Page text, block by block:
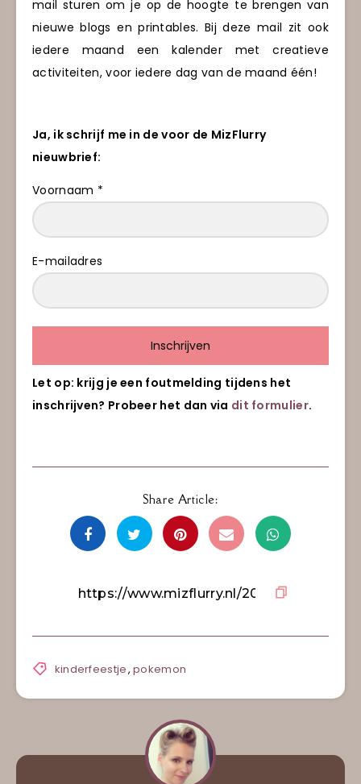
mail sturen om je op de hoogte te brengen van
nieuwe blogs en printables. Bij deze mail zit ook
iedere maand een kalender met creatieve
activiteiten, voor iedere dag van de maand één!
Ja, ik schrijf me in de voor de MizFlurry
nieuwbrief:
Voornaam *
E-mailadres
Inschrijven
Let op: krijg je een foutmelding tijdens het
inschrijven? Probeer het dan via dit formulier.
Share Article:
kinderfeestje,pokemon